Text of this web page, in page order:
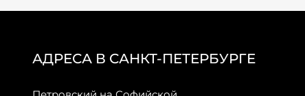
АДРЕСА В САНКТ-ПЕТЕРБУРГЕ